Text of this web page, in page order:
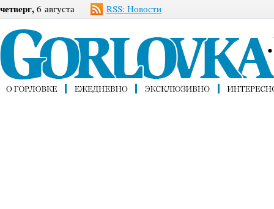
четверг, 6 августа RSS: Новости